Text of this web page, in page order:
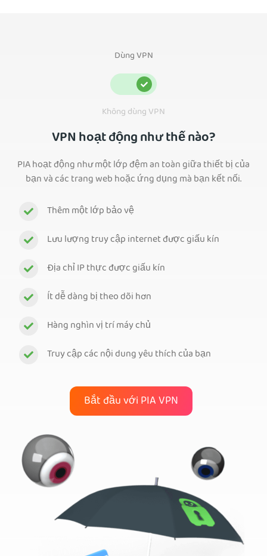
VPN hoạt động như thế nào?
PIA hoạt động như một lớp đệm an toàn giữa thiết bị của
bạn và các trang web hoặc ứng dụng mà bạn kết nối.
Thêm một lớp bảo vệ
Lưu lượng truy cập internet được giấu kín
Địa chỉ IP thực được giấu kín
Ít dễ dàng bị theo dõi hơn
Hàng nghìn vị trí máy chủ
Truy cập các nội dung yêu thích của bạn
Bắt đầu với PIA VPN
Không dùng VPN
Dùng VPN